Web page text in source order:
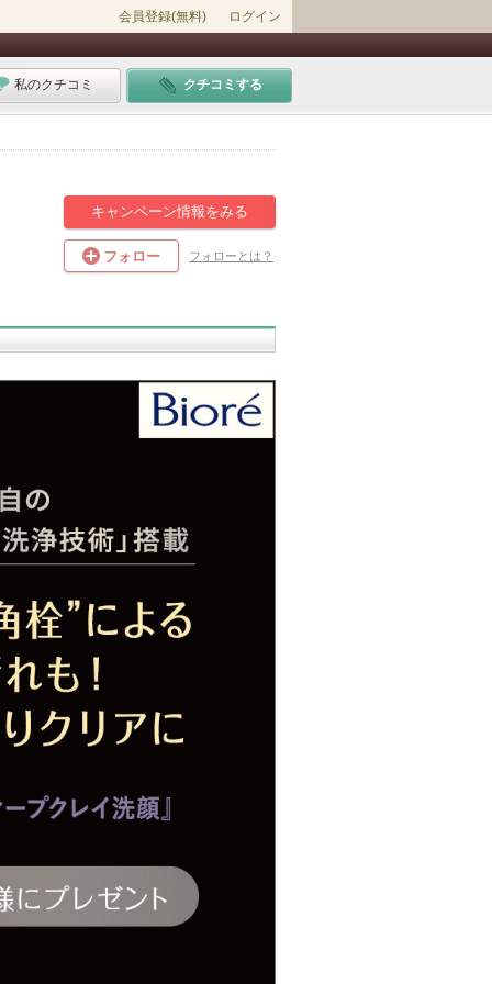
会員登録(無料) ログイン
私のクチコミ クチコミする
キャンペーン情報をみる
フォロー フォローとは？